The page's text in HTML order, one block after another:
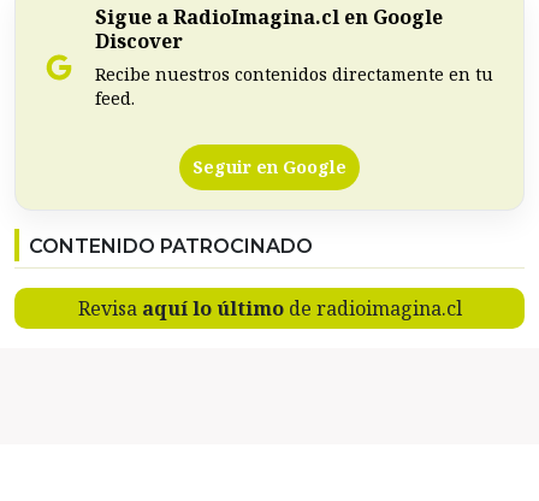
Sigue a RadioImagina.cl en Google
Discover
Recibe nuestros contenidos directamente en tu
feed.
Seguir en Google
CONTENIDO PATROCINADO
Revisa aquí lo últimode radioimagina.cl